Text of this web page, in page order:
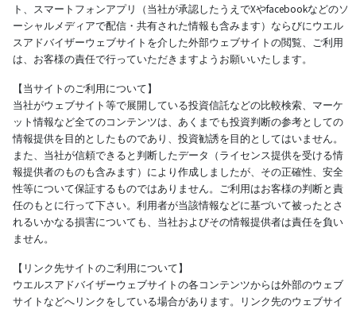
ト、スマートフォンアプリ（当社が承認したうえでXやfacebookなどのソ
ーシャルメディアで配信・共有された情報も含みます）ならびにウエル
スアドバイザーウェブサイトを介した外部ウェブサイトの閲覧、ご利用
は、お客様の責任で行っていただきますようお願いいたします。
【当サイトのご利用について】
当社がウェブサイト等で展開している投資信託などの比較検索、マーケ
ット情報など全てのコンテンツは、あくまでも投資判断の参考としての
情報提供を目的としたものであり、投資勧誘を目的としてはいません。
また、当社が信頼できると判断したデータ（ライセンス提供を受ける情
報提供者のものも含みます）により作成しましたが、その正確性、安全
性等について保証するものではありません。ご利用はお客様の判断と責
任のもとに行って下さい。利用者が当該情報などに基づいて被ったとさ
れるいかなる損害についても、当社およびその情報提供者は責任を負い
ません。
【リンク先サイトのご利用について】
ウエルスアドバイザーウェブサイトの各コンテンツからは外部のウェブ
サイトなどへリンクをしている場合があります。リンク先のウェブサイ